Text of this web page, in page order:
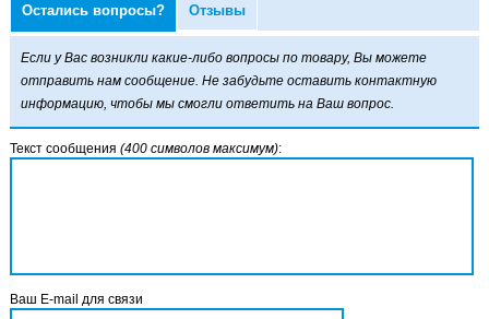
Остались вопросы? Отзывы
Если у Вас возникли какие-либо вопросы по товару, Вы можете
отправить нам сообщение. Не забудьте оставить контактную
информацию, чтобы мы смогли ответить на Ваш вопрос.
Текст сообщения (400 символов максимум):
Ваш E-mail для связи